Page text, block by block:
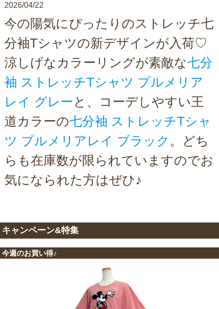
2026/04/22
今の陽気にぴったりのストレッチ七
分袖Tシャツの新デザインが入荷♡
涼しげなカラーリングが素敵な七分
袖 ストレッチTシャツ プルメリア
レイ グレー と、コーデしやすい王
道カラーの七分袖 ストレッチTシャ
ツ プルメリアレイ ブラック 。どち
らも在庫数が限られていますのでお
気になられた方はぜひ♪
キャンペーン&特集
今週のお買い得♪